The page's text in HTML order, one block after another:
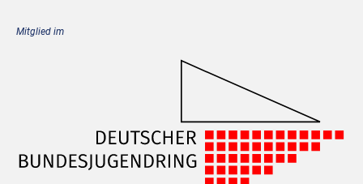
Mitglied im